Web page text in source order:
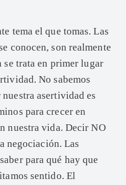
tema el que tomas. Las
conocen, son realmente
trata en primer lugar
No sabemos
asertividad es
para crecer en
nuestra vida. Decir NO
negociación. Las
para qué hay que
sentido. El